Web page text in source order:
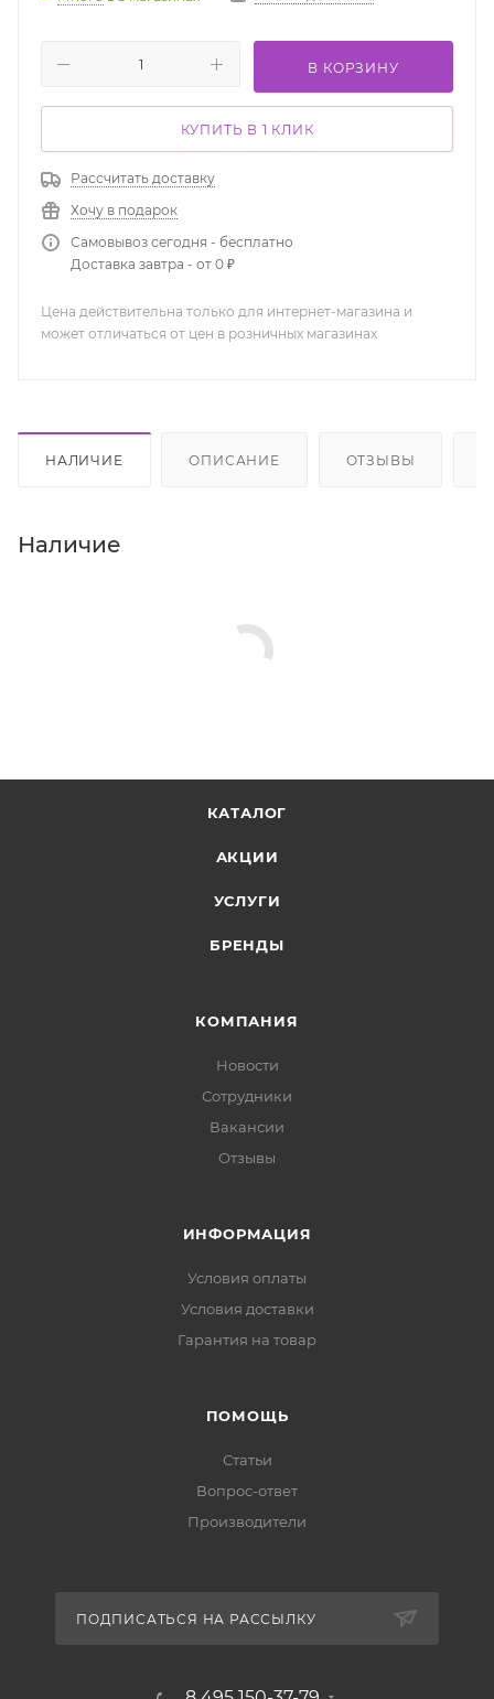
В КОРЗИНУ
КУПИТЬ В 1 КЛИК
Рассчитать доставку
Хочу в подарок
Самовывоз сегодня - бесплатно
Доставка завтра - от 0 ₽
Цена действительна только для интернет-магазина и
может отличаться от цен в розничных магазинах
НАЛИЧИЕ ОПИСАНИЕ ОТЗЫВЫ
Наличие
КАТАЛОГ
АКЦИИ
УСЛУГИ
БРЕНДЫ
КОМПАНИЯ
Новости
Сотрудники
Вакансии
Отзывы
ИНФОРМАЦИЯ
Условия оплаты
Условия доставки
Гарантия на товар
ПОМОЩЬ
Статьи
Вопрос-ответ
Производители
ПОДПИСАТЬСЯ НА РАССЫЛКУ